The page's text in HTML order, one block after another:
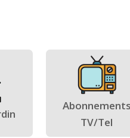
Abonnements
TV/Tel